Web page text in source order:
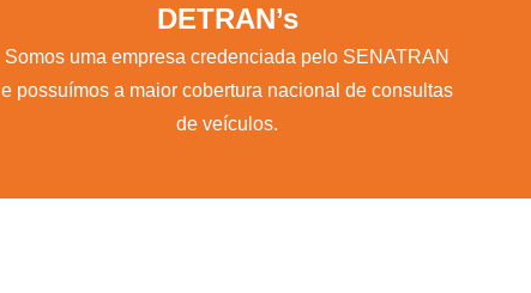
DETRAN’s
Somos uma empresa credenciada pelo SENATRAN
e possuímos a maior cobertura nacional de consultas
de veículos.